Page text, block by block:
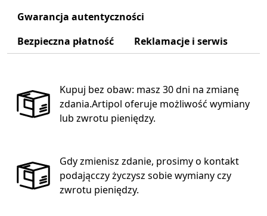
Gwarancja autentyczności
Bezpieczna płatność
Reklamacje i serwis
Kupuj bez obaw: masz 30 dni na zmianę
zdania.Artipol oferuje możliwość wymiany
lub zwrotu pieniędzy.
Gdy zmienisz zdanie, prosimy o kontakt
podającczy życzysz sobie wymiany czy
zwrotu pieniędzy.